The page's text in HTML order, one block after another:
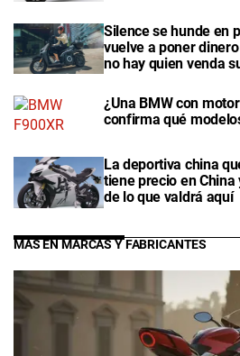
Silence se hunde en
vuelve a poner
no hay quien venda
¿Una BMW con
confirma qué
La deportiva china
tiene precio en
de lo que valdrá aquí
MÁS EN MARCAS Y FABRICANTES